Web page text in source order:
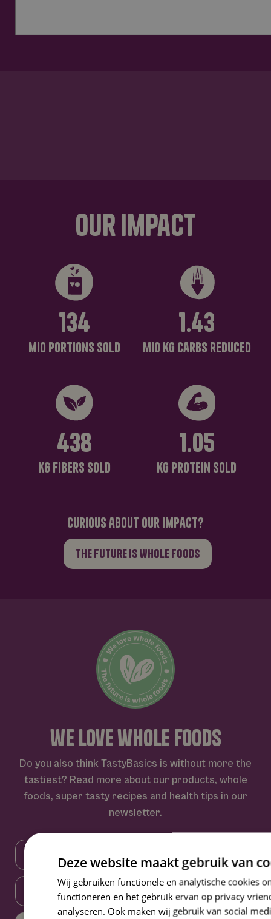
our impact
134
mio portions sold
1.43
mio kg carbs reduced
522
kg fibers sold
1.05
kg protein sold
curious about our impact?
The Future is Whole Foods
we love whole foods
Do you also think TastyBasics is without more the
tastiest? Read more about our products, whole
foods, super tasty recipes and health tips in our
newsletter.
Deze website maakt gebruik van
Wij gebruiken functionele en analytische cookies
functioneren en het gebruik ervan op privacy
analyseren. Ook maken wij gebruik van social